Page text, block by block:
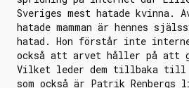
Sveriges mest hatade kvinna.
hatade mamman är hennes
hatad. Hon förstår inte
också att arvet håller på att
Vilket leder dem tillbaka
som också är Patrik